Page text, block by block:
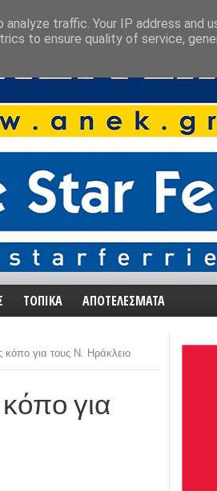
ΤΟΠΙΚΑ ΑΠΟΤΕΛΕΣΜΑΤΑ
για τους Ν. Ηράκλειο
για
traffic. Your IP address and
to ensure quality of service,